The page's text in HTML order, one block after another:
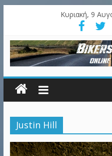
Κυριακή, 9
Justin Hill